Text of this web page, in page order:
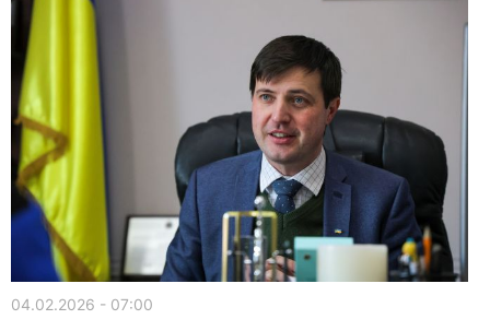
04.02.2026 - 07:00